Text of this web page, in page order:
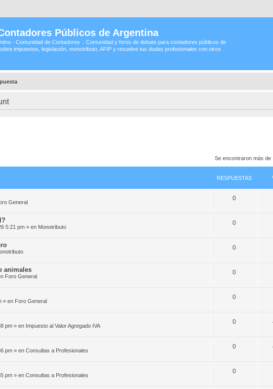
Públicos de Argentina
- Comunidad de Contadores .: Comunidad y foros de debate para contadores públicos de
impuestos, legislación, monotributo, AFIP y resuelve tus dudas profesionales con otros
Se encontraron más de
RESPUESTAS
General
0
5:21 pm » en Monotributo
0
0
animales
Foro General
0
» en Foro General
0
pm » en Impuesto al Valor Agregado IVA
0
pm » en Consultas a Profesionales
0
pm » en Consultas a Profesionales
0